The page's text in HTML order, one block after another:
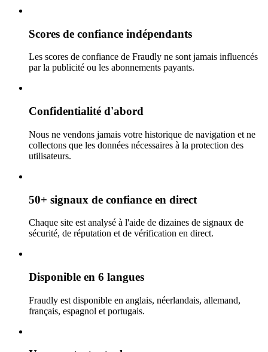
Scores de confiance indépendants
Les scores de confiance de Fraudly ne sont jamais influencés
par la publicité ou les abonnements payants.
Confidentialité d'abord
Nous ne vendons jamais votre historique de navigation et ne
collectons que les données nécessaires à la protection des
utilisateurs.
50+ signaux de confiance en direct
Chaque site est analysé à l'aide de dizaines de signaux de
sécurité, de réputation et de vérification en direct.
Disponible en 6 langues
Fraudly est disponible en anglais, néerlandais, allemand,
français, espagnol et portugais.